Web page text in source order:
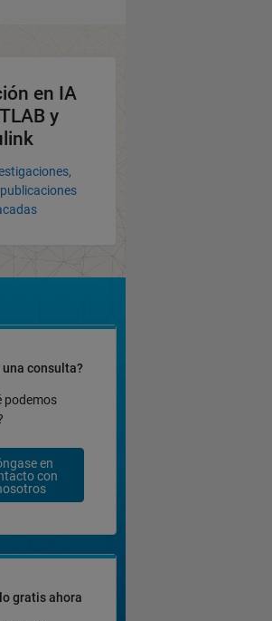
en IA
y
una consulta?
podemos
en
con
gratis ahora